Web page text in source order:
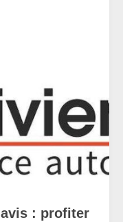
avis : profiter